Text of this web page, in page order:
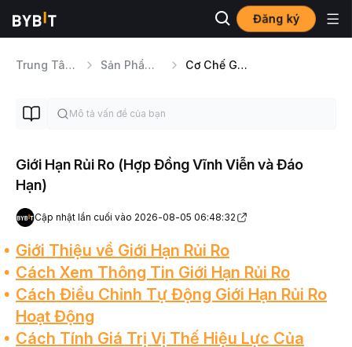
Đăng ký
Trung Tâm Trợ Giúp Sản Phẩm Giao Dịch Cơ Chế Giao Dịch Hợp Đồng Tương Lai
Giới Hạn Rủi Ro (Hợp Đồng Vĩnh Viễn và Đáo
Hạn)
Cập nhật lần cuối vào 2026-08-05 06:48:32
Giới Thiệu về Giới Hạn Rủi Ro
Cách Xem Thông Tin Giới Hạn Rủi Ro
Cách Điều Chỉnh Tự Động Giới Hạn Rủi Ro
Hoạt Động
Cách Tính Giá Trị Vị Thế Hiệu Lực Của